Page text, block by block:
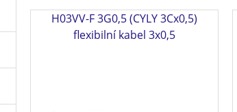
H03VV-F 3G0,5 (CYLY 3Cx0,5)
flexibilní kabel 3x0,5